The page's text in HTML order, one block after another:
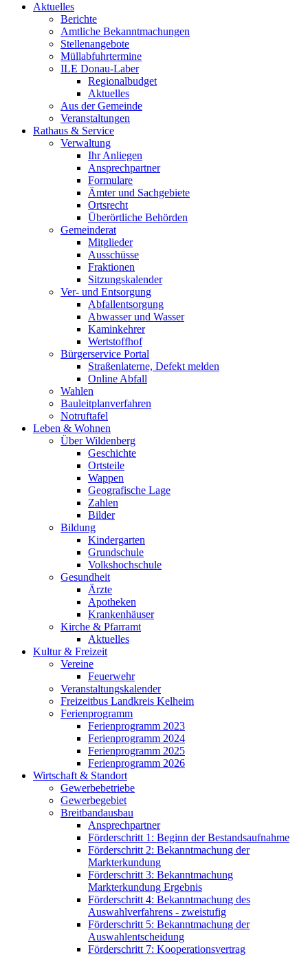
Aktuelles
Berichte
Amtliche Bekanntmachungen
Stellenangebote
Müllabfuhrtermine
ILE Donau-Laber
Regionalbudget
Aktuelles
Aus der Gemeinde
Veranstaltungen
Rathaus & Service
Verwaltung
Ihr Anliegen
Ansprechpartner
Formulare
Ämter und Sachgebiete
Ortsrecht
Überörtliche Behörden
Gemeinderat
Mitglieder
Ausschüsse
Fraktionen
Sitzungskalender
Ver- und Entsorgung
Abfallentsorgung
Abwasser und Wasser
Kaminkehrer
Wertstoffhof
Bürgerservice Portal
Straßenlaterne, Defekt melden
Online Abfall
Wahlen
Bauleitplanverfahren
Notruftafel
Leben & Wohnen
Über Wildenberg
Geschichte
Ortsteile
Wappen
Geografische Lage
Zahlen
Bilder
Bildung
Kindergarten
Grundschule
Volkshochschule
Gesundheit
Ärzte
Apotheken
Krankenhäuser
Kirche & Pfarramt
Aktuelles
Kultur & Freizeit
Vereine
Feuerwehr
Veranstaltungskalender
Freizeitbus Landkreis Kelheim
Ferienprogramm
Ferienprogramm 2023
Ferienprogramm 2024
Ferienprogramm 2025
Ferienprogramm 2026
Wirtschaft & Standort
Gewerbebetriebe
Gewerbegebiet
Breitbandausbau
Ansprechpartner
Förderschritt 1: Beginn der Bestandsaufnahme
Förderschritt 2: Bekanntmachung der
Markterkundung
Förderschritt 3: Bekanntmachung
Markterkundung Ergebnis
Förderschritt 4: Bekanntmachung des
Auswahlverfahrens - zweistufig
Förderschritt 5: Bekanntmachung der
Auswahlentscheidung
Förderschritt 7: Kooperationsvertrag